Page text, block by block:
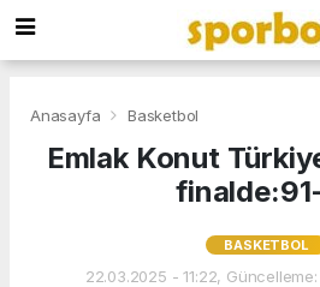
Anasayfa Basketbol
Emlak Konut
BASKETBOL
22.03.2025 - 11:22,